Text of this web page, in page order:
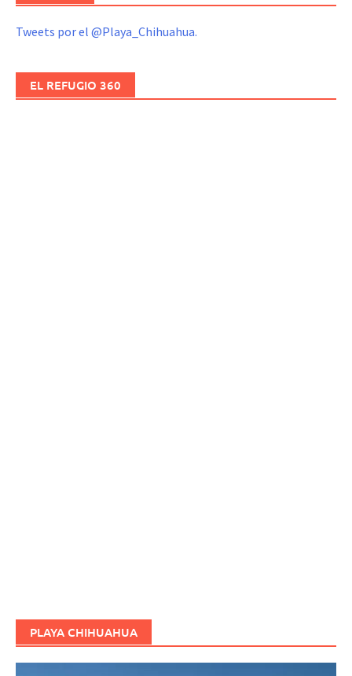
Tweets por el @Playa_Chihuahua.
EL REFUGIO 360
PLAYA CHIHUAHUA